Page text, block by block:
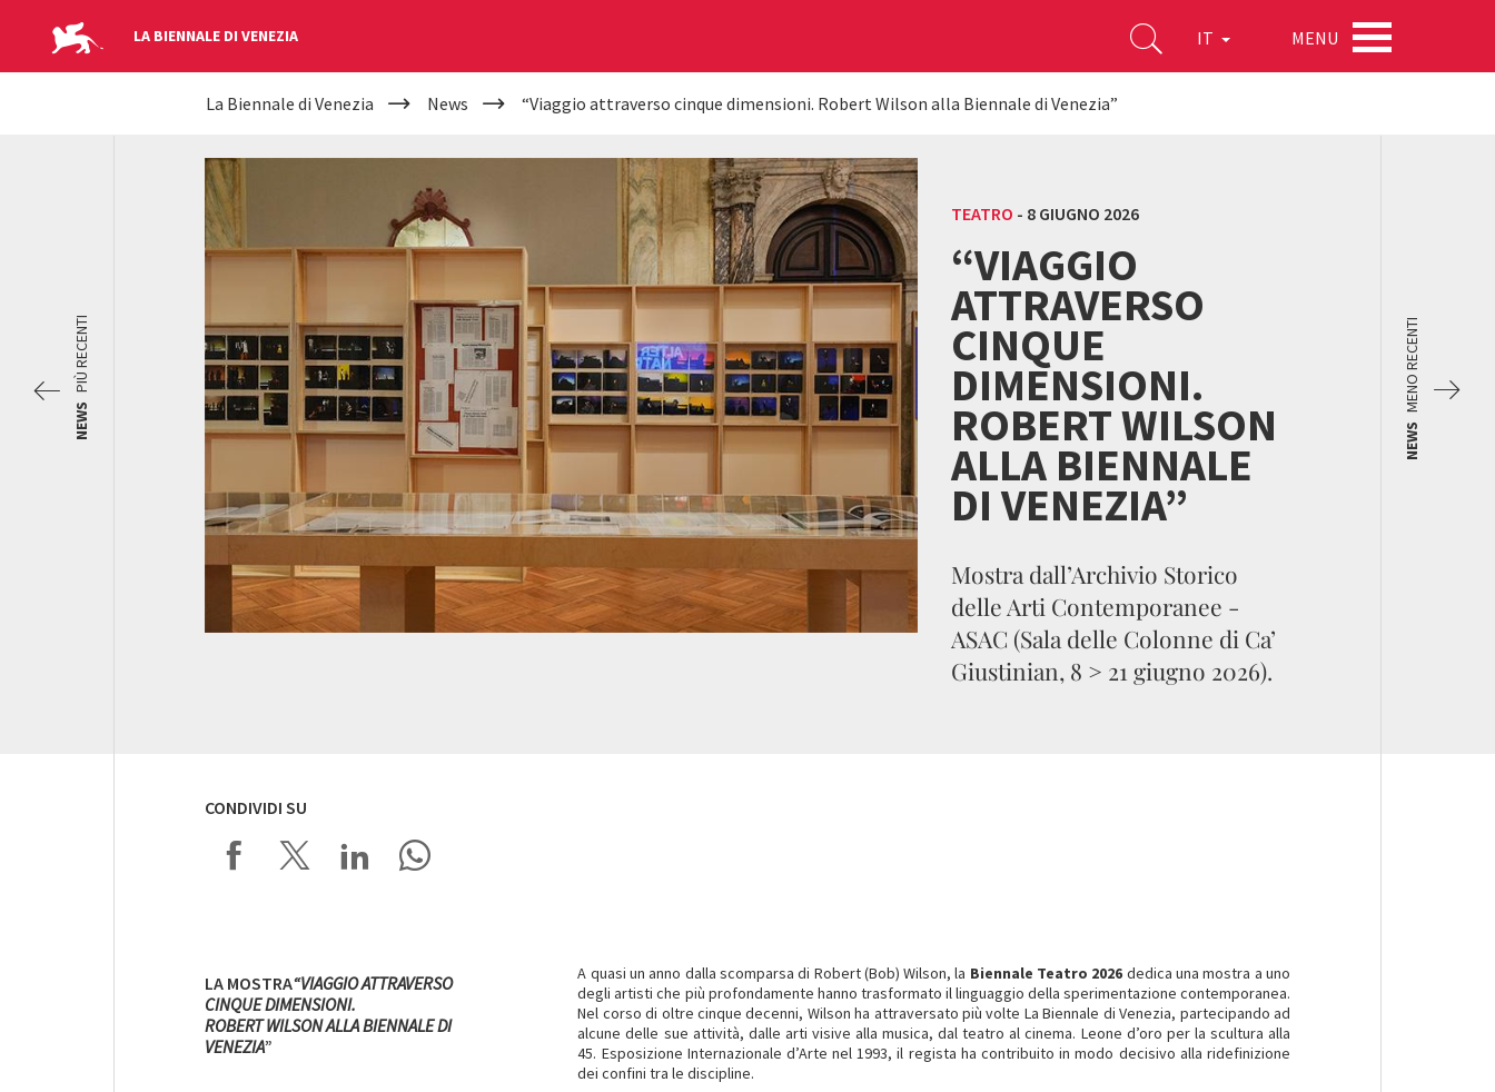
LA BIENNALE DI VENEZIA IT MENU
YOUR
HERE
La Biennale di Venezia News “Viaggio attraverso cinque dimensioni. Robert Wilson alla Biennale di Venezia”
TEATRO - 8 GIUGNO 2026
“VIAGGIO
ATTRAVERSO
CINQUE
DIMENSIONI.
ROBERT WILSON
ALLA BIENNALE
DI VENEZIA”
Mostra dall’Archivio Storico
delle Arti Contemporanee -
ASAC (Sala delle Colonne di Ca’
Giustinian, 8 > 21 giugno 2026).
NEWS
MENO RECENTI
NEWS
PIÙ RECENTI
CONDIVIDI SU
LA MOSTRA“VIAGGIO ATTRAVERSO
CINQUE DIMENSIONI.
ROBERT WILSON ALLA BIENNALE DI
VENEZIA”
A quasi un anno dalla scomparsa di Robert (Bob) Wilson, la Biennale Teatro 2026 dedica una mostra a uno
degli artisti che più profondamente hanno trasformato il linguaggio della sperimentazione contemporanea.
Nel corso di oltre cinque decenni, Wilson ha attraversato più volte La Biennale di Venezia, partecipando ad
alcune delle sue attività, dalle arti visive alla musica, dal teatro al cinema. Leone d’oro per la scultura alla
45. Esposizione Internazionale d’Arte nel 1993, il regista ha contribuito in modo decisivo alla ridefinizione
dei confini tra le discipline.